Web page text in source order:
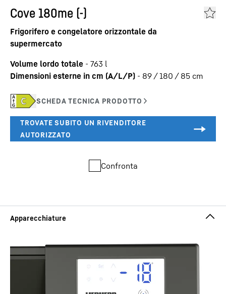
Cove 180me (-)
Frigorifero e congelatore orizzontale da
supermercato
Volume lordo totale - 763 l
Dimensioni esterne in cm (A/L/P) - 89 / 180 / 85 cm
Confronta